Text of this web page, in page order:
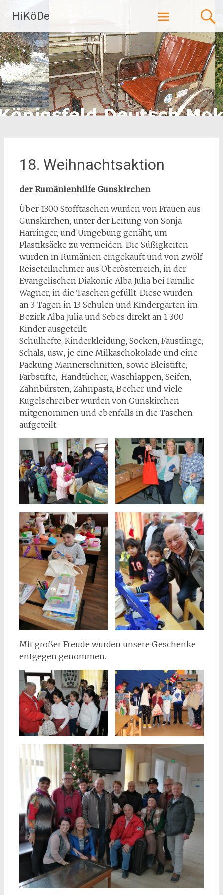
Inhalt
springen
HiKöDe
18. Weihnachtsaktion
der Rumänienhilfe Gunskirchen
Über 1300 Stofftaschen wurden von Frauen aus
Gunskirchen, unter der Leitung von Sonja
Harringer, und Umgebung genäht, um
Plastiksäcke zu vermeiden. Die Süßigkeiten
wurden in Rumänien eingekauft und von zwölf
Reiseteilnehmer aus Oberösterreich, in der
Evangelischen Diakonie Alba Julia bei Familie
Wagner, in die Taschen gefüllt. Diese wurden
an 3 Tagen in 13 Schulen und Kindergärten im
Bezirk Alba Julia und Sebes direkt an 1 300
Kinder ausgeteilt.
Schulhefte, Kinderkleidung, Socken, Fäustlinge,
Schals, usw., je eine Milkaschokolade und eine
Packung Mannerschnitten, sowie Bleistifte,
Farbstifte, Handtücher, Waschlappen, Seifen,
Zahnbürsten, Zahnpasta, Becher und viele
Kugelschreiber wurden von Gunskirchen
mitgenommen und ebenfalls in die Taschen
aufgeteilt.
Mit großer Freude wurden unsere Geschenke
entgegen genommen.